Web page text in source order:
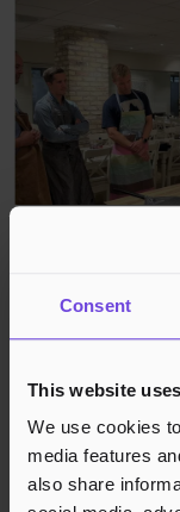
Consent
This website
We use cookies
media features
also share
Grunnkurs i
12. nov 2026